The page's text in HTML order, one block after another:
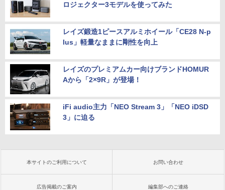
ロジェクター3モデルを使ってみた
レイズ鍛造1ピースアルミホイール「CE28 N-p
lus」軽量なままに剛性を向上
レイズのプレミアムカー向けブランドHOMUR
Aから「2×9R」が登場！
iFi audio主力「NEO Stream 3」「NEO iDSD
3」に迫る
本サイトのご利用について お問い合わせ
広告掲載のご案内 編集部へのご連絡